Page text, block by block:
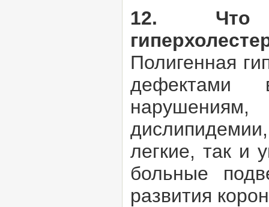
12. Что
Полигенная
дефектами
легкие, так и
больные
развития